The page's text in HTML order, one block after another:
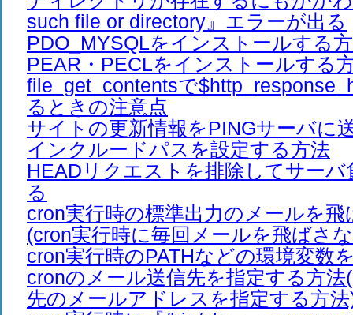
such file or directory』エラーが出る
PDO_MYSQLをインストールする
PEAR・PECLをインストールする
file_get_contentsで
るときの注意点
サイトの更新情報をPINGサーバに
インクルードパスを設定する方法
HEADリクエストを排除してサーバ
る
cron実行時の標準出力のメールを
(cron実行時に毎回メールを飛ばさ
cron実行時のPATHなどの環境変数
cronのメール送信先を指定する方
先のメールアドレスを指定する方